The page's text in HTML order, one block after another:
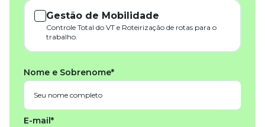
Gestão de Mobilidade
Controle Total do VT e Roteirização de rotas para o
trabalho.
Nome e Sobrenome*
E-mail*